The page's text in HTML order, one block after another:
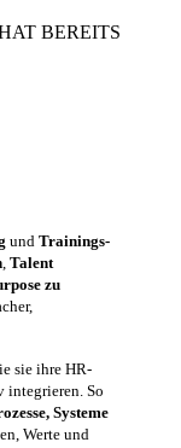
BEREITS
und Trainings-
, Talent
zu
sie ihre HR-
integrieren. So
Systeme
Werte und